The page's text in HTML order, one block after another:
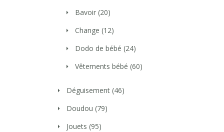
Bavoir (20)
Change (12)
Dodo de bébé (24)
Vêtements bébé (60)
Déguisement (46)
Doudou (79)
Jouets (95)